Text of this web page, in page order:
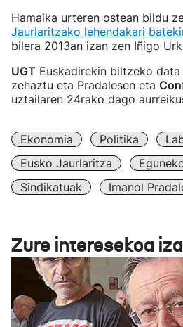
Hamaika urteren ostean bildu
Jaurlaritzako lehendakari
bilera 2013an izan zen Iñigo
UGT Euskadirekin biltzeko
zehaztu eta Pradalesen eta
uztailaren 24rako dago
Ekonomia Politika
Eusko Jaurlaritza
Sindikatuak
Imanol
Zure interesekoa